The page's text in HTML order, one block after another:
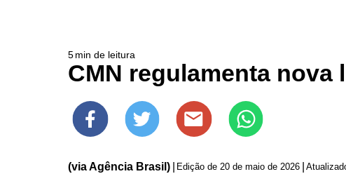
5min de leitura
CMN regulamenta
(via Agência Brasil) Edição de 20 de maio de 2026